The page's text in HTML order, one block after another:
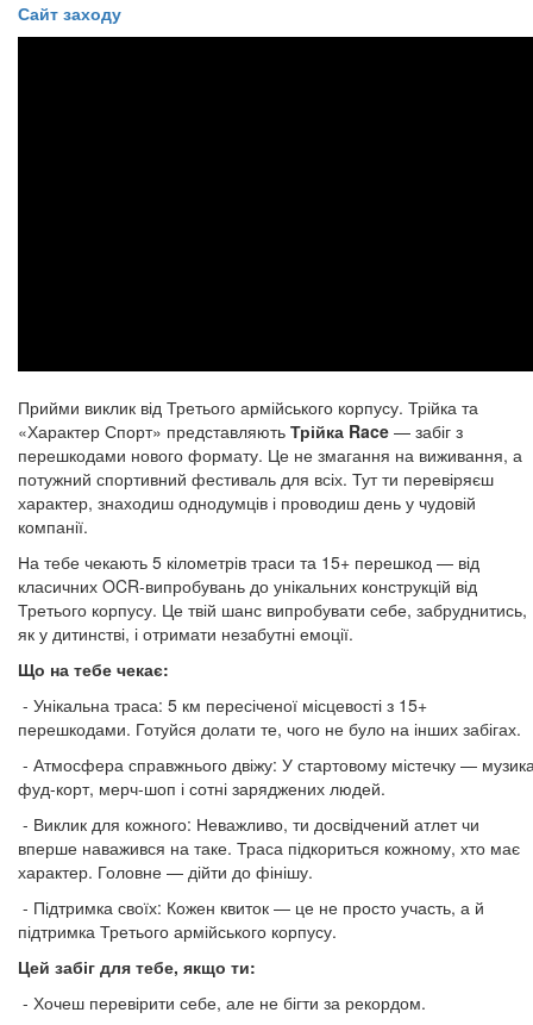
Сайт заходу
​​​​​​​Прийми виклик від Третього армійського корпусу. Трійка та
«Характер Спорт» представляють Трійка Race — забіг з
перешкодами нового формату. Це не змагання на виживання, а
потужний спортивний фестиваль для всіх. Тут ти перевіряєш
характер, знаходиш однодумців і проводиш день у чудовій
компанії.
На тебе чекають 5 кілометрів траси та 15+ перешкод — від
класичних OCR-випробувань до унікальних конструкцій від
Третього корпусу. Це твій шанс випробувати себе, забруднитись,
як у дитинстві, і отримати незабутні емоції.
Що на тебе чекає:
- Унікальна траса: 5 км пересіченої місцевості з 15+
перешкодами. Готуйся долати те, чого не було на інших забігах.
- Атмосфера справжнього двіжу: У стартовому містечку —
фуд-корт, мерч-шоп і сотні заряджених людей.
- Виклик для кожного: Неважливо, ти досвідчений атлет чи
вперше наважився на таке. Траса підкориться кожному, хто має
характер. Головне — дійти до фінішу.
- Підтримка своїх: Кожен квиток — це не просто участь, а й
підтримка Третього армійського корпусу.
Цей забіг для тебе, якщо ти:
- Хочеш перевірити себе, але не бігти за рекордом.